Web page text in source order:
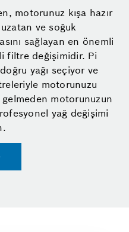
motorunuz kışa hazır
ve soğuk
sağlayan en önemli
filtre değişimidir. Pi
yağı seçiyor ve
motorunuzu
gelmeden motorunuzun
yağ değişimi